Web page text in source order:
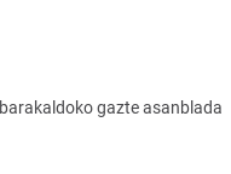
barakaldoko gazte asanblada